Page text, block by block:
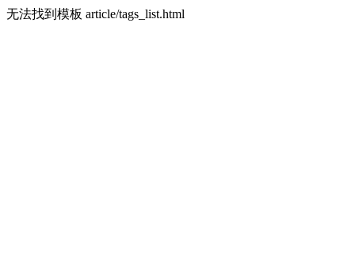
无法找到模板 article/tags_list.html